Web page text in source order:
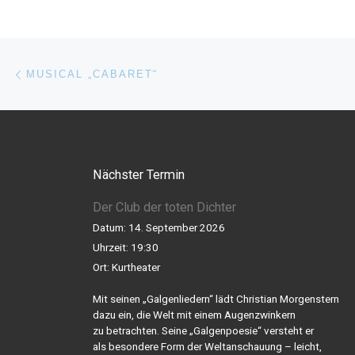
Beitragsnavigation
MUSICAL „CABARET“
Nächster Termin
Der Club der toten Dichter
Datum: 14. September 2026
Uhrzeit: 19:30
Ort: Kurtheater
Mit seinen „Galgenliedern“ lädt Christian Morgenstern
dazu ein, die Welt mit einem Augenzwinkern
zu betrachten. Seine „Galgenpoesie“ versteht er
als besondere Form der Weltanschauung – leicht,